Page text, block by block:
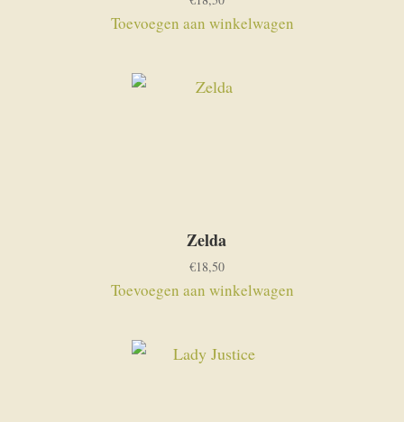
Toevoegen aan winkelwagen
Zelda
€18,50
Toevoegen aan winkelwagen